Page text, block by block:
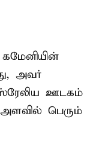
அவர்
ஊடகம்
பெரும்